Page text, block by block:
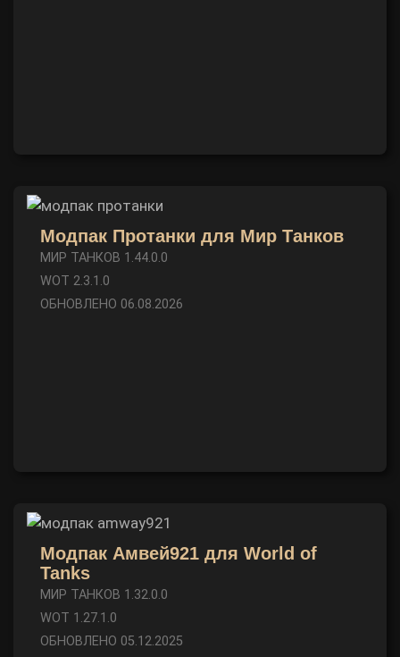
Модпак Протанки для Мир Танков
МИР ТАНКОВ 1.44.0.0
WOT 2.3.1.0
ОБНОВЛЕНО 06.08.2026
Модпак Амвей921 для World of
Tanks
МИР ТАНКОВ 1.32.0.0
WOT 1.27.1.0
ОБНОВЛЕНО 05.12.2025